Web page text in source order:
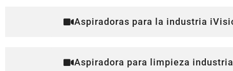
Aspiradoras para la industria
Aspiradora para limpieza